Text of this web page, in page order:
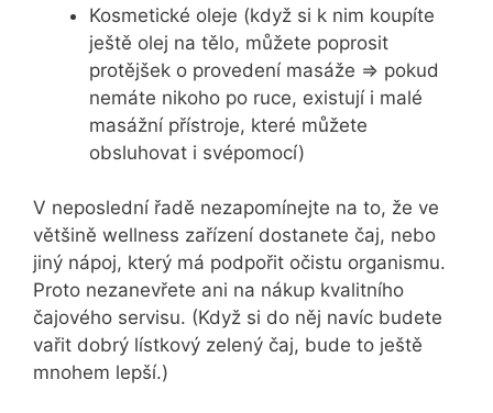
Kosmetické oleje (když si k nim koupíte
ještě olej na tělo, můžete poprosit
protějšek o provedení masáže => pokud
nemáte nikoho po ruce, existují i malé
masážní přístroje, které můžete
obsluhovat i svépomocí)
V neposlední řadě nezapomínejte na to, že ve
většině wellness zařízení dostanete čaj, nebo
jiný nápoj, který má podpořit očistu organismu.
Proto nezanevřete ani na nákup kvalitního
čajového servisu. (Když si do něj navíc budete
vařit dobrý lístkový zelený čaj, bude to ještě
mnohem lepší.)